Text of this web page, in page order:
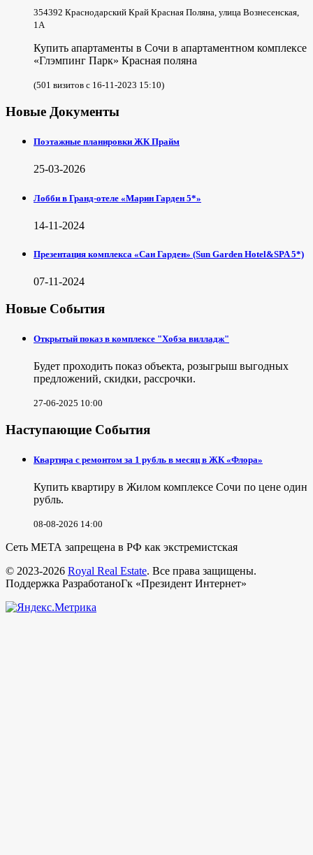
354392 Краснодарский Край Красная Поляна, улица Вознесенская,
1А
Купить апартаменты в Сочи в апартаментном комплексе
«Глэмпинг Парк» Красная поляна
(501 визитов с 16-11-2023 15:10)
Новые Документы
Поэтажные планировки ЖК Прайм
25-03-2026
Лобби в Гранд-отеле «Марин Гарден 5*»
14-11-2024
Презентация комплекса «Сан Гарден» (Sun Garden Hotel&SPA 5*)
07-11-2024
Новые События
Открытый показ в комплексе "Хобза вилладж"
Будет проходить показ объекта, розыгрыш выгодных
предложений, скидки, рассрочки.
27-06-2025 10:00
Наступающие События
Квартира с ремонтом за 1 рубль в месяц в ЖК «Флора»
Купить квартиру в Жилом комплексе Сочи по цене один
рубль.
08-08-2026 14:00
Сеть МЕТА запрещена в РФ как экстремистская
© 2023-2026 Royal Real Estate. Все права защищены.
Поддержка РазработаноГк «Президент Интернет»